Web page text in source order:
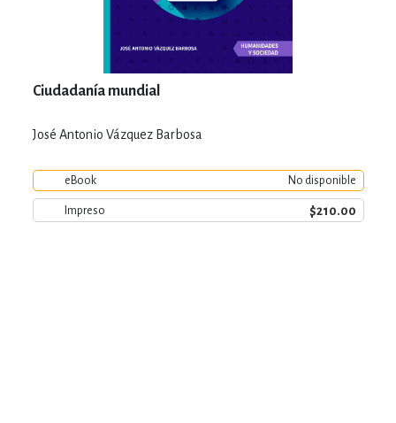
Ciudadanía mundial
José Antonio Vázquez Barbosa
eBook No disponible
Impreso $210.00